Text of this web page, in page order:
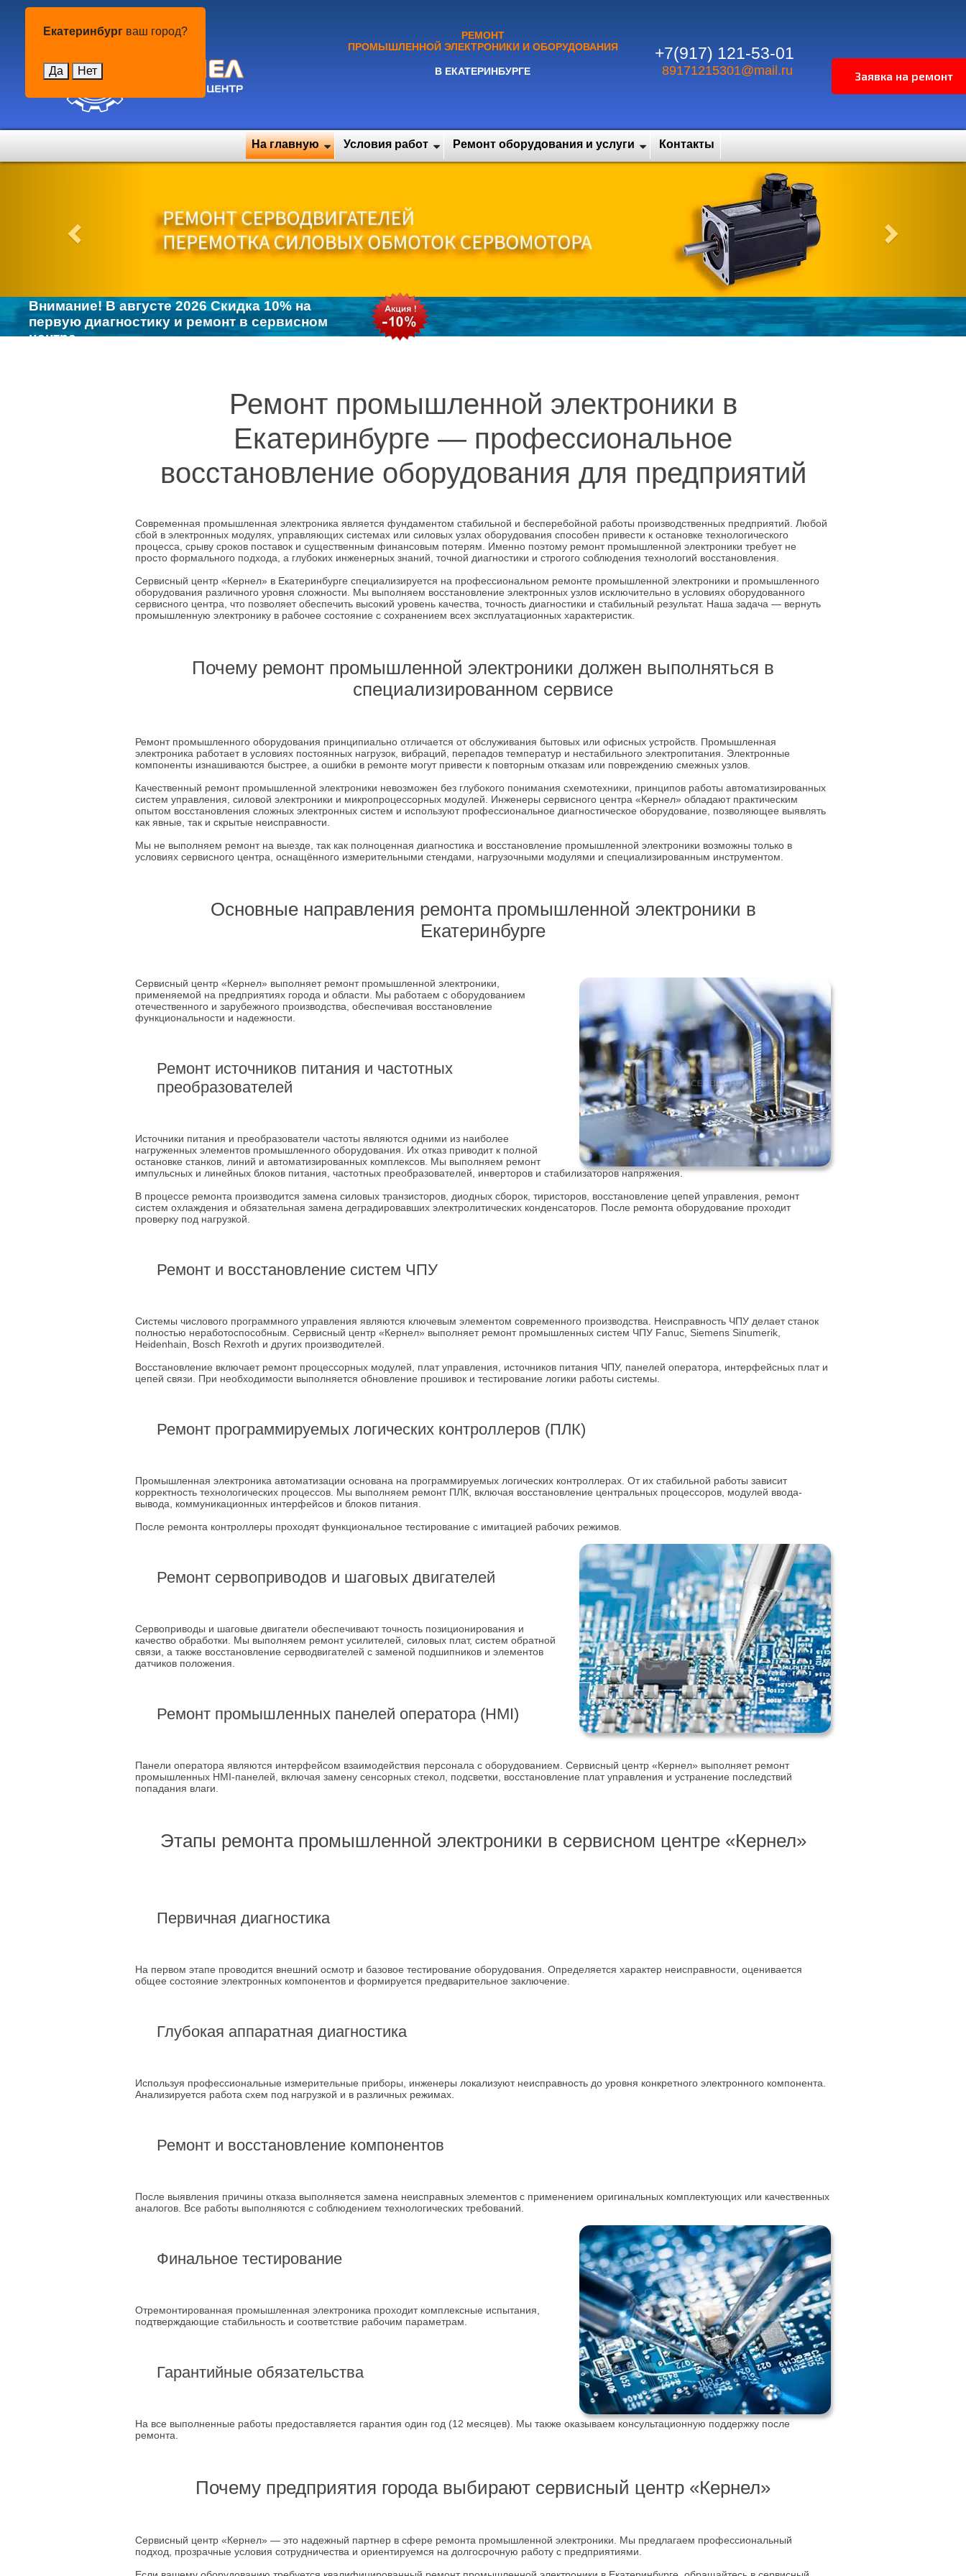
Екатеринбург ваш город?
Да Нет
РЕМОНТ
ПРОМЫШЛЕННОЙ ЭЛЕКТРОНИКИ И ОБОРУДОВАНИЯ
В ЕКАТЕРИНБУРГЕ
+7(917) 121-53-01
89171215301@mail.ru
На главную Условия работ Ремонт оборудования и услуги Контакты
Previous Next
Внимание! В августе 2026 Скидка 10% на
первую диагностику и ремонт в сервисном
центре
Ремонт промышленной электроники в
Екатеринбурге — профессиональное
восстановление оборудования для предприятий
Современная промышленная электроника является фундаментом стабильной и бесперебойной работы производственных предприятий. Любой
сбой в электронных модулях, управляющих системах или силовых узлах оборудования способен привести к остановке технологического
процесса, срыву сроков поставок и существенным финансовым потерям. Именно поэтому ремонт промышленной электроники требует не
просто формального подхода, а глубоких инженерных знаний, точной диагностики и строгого соблюдения технологий восстановления.
Сервисный центр «Кернел» в Екатеринбурге специализируется на профессиональном ремонте промышленной электроники и промышленного
оборудования различного уровня сложности. Мы выполняем восстановление электронных узлов исключительно в условиях оборудованного
сервисного центра, что позволяет обеспечить высокий уровень качества, точность диагностики и стабильный результат. Наша задача — вернуть
промышленную электронику в рабочее состояние с сохранением всех эксплуатационных характеристик.
Почему ремонт промышленной электроники должен выполняться в
специализированном сервисе
Ремонт промышленного оборудования принципиально отличается от обслуживания бытовых или офисных устройств. Промышленная
электроника работает в условиях постоянных нагрузок, вибраций, перепадов температур и нестабильного электропитания. Электронные
компоненты изнашиваются быстрее, а ошибки в ремонте могут привести к повторным отказам или повреждению смежных узлов.
Качественный ремонт промышленной электроники невозможен без глубокого понимания схемотехники, принципов работы автоматизированных
систем управления, силовой электроники и микропроцессорных модулей. Инженеры сервисного центра «Кернел» обладают практическим
опытом восстановления сложных электронных систем и используют профессиональное диагностическое оборудование, позволяющее выявлять
как явные, так и скрытые неисправности.
Мы не выполняем ремонт на выезде, так как полноценная диагностика и восстановление промышленной электроники возможны только в
условиях сервисного центра, оснащённого измерительными стендами, нагрузочными модулями и специализированным инструментом.
Основные направления ремонта промышленной электроники в
Екатеринбурге
Сервисный центр «Кернел» выполняет ремонт промышленной электроники,
применяемой на предприятиях города и области. Мы работаем с оборудованием
отечественного и зарубежного производства, обеспечивая восстановление
функциональности и надежности.
Ремонт источников питания и частотных
преобразователей
Источники питания и преобразователи частоты являются одними из наиболее
нагруженных элементов промышленного оборудования. Их отказ приводит к полной
остановке станков, линий и автоматизированных комплексов. Мы выполняем ремонт
импульсных и линейных блоков питания, частотных преобразователей, инверторов и стабилизаторов напряжения.
В процессе ремонта производится замена силовых транзисторов, диодных сборок, тиристоров, восстановление цепей управления, ремонт
систем охлаждения и обязательная замена деградировавших электролитических конденсаторов. После ремонта оборудование проходит
проверку под нагрузкой.
Ремонт и восстановление систем ЧПУ
Системы числового программного управления являются ключевым элементом современного производства. Неисправность ЧПУ делает станок
полностью неработоспособным. Сервисный центр «Кернел» выполняет ремонт промышленных систем ЧПУ Fanuc, Siemens Sinumerik,
Heidenhain, Bosch Rexroth и других производителей.
Восстановление включает ремонт процессорных модулей, плат управления, источников питания ЧПУ, панелей оператора, интерфейсных плат и
цепей связи. При необходимости выполняется обновление прошивок и тестирование логики работы системы.
Ремонт программируемых логических контроллеров (ПЛК)
Промышленная электроника автоматизации основана на программируемых логических контроллерах. От их стабильной работы зависит
корректность технологических процессов. Мы выполняем ремонт ПЛК, включая восстановление центральных процессоров, модулей ввода-
вывода, коммуникационных интерфейсов и блоков питания.
После ремонта контроллеры проходят функциональное тестирование с имитацией рабочих режимов.
Ремонт сервоприводов и шаговых двигателей
Сервоприводы и шаговые двигатели обеспечивают точность позиционирования и
качество обработки. Мы выполняем ремонт усилителей, силовых плат, систем обратной
связи, а также восстановление серводвигателей с заменой подшипников и элементов
датчиков положения.
Ремонт промышленных панелей оператора (HMI)
Панели оператора являются интерфейсом взаимодействия персонала с оборудованием. Сервисный центр «Кернел» выполняет ремонт
промышленных HMI-панелей, включая замену сенсорных стекол, подсветки, восстановление плат управления и устранение последствий
попадания влаги.
Этапы ремонта промышленной электроники в сервисном центре «Кернел»
Первичная диагностика
На первом этапе проводится внешний осмотр и базовое тестирование оборудования. Определяется характер неисправности, оценивается
общее состояние электронных компонентов и формируется предварительное заключение.
Глубокая аппаратная диагностика
Используя профессиональные измерительные приборы, инженеры локализуют неисправность до уровня конкретного электронного компонента.
Анализируется работа схем под нагрузкой и в различных режимах.
Ремонт и восстановление компонентов
После выявления причины отказа выполняется замена неисправных элементов с применением оригинальных комплектующих или качественных
аналогов. Все работы выполняются с соблюдением технологических требований.
Финальное тестирование
Отремонтированная промышленная электроника проходит комплексные испытания,
подтверждающие стабильность и соответствие рабочим параметрам.
Гарантийные обязательства
На все выполненные работы предоставляется гарантия один год (12 месяцев). Мы также оказываем консультационную поддержку после
ремонта.
Почему предприятия города выбирают сервисный центр «Кернел»
Сервисный центр «Кернел» — это надежный партнер в сфере ремонта промышленной электроники. Мы предлагаем профессиональный
подход, прозрачные условия сотрудничества и ориентируемся на долгосрочную работу с предприятиями.